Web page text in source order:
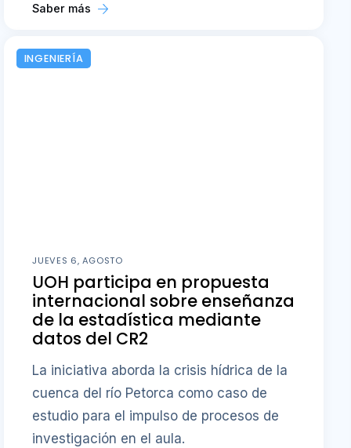
Saber más
INGENIERÍA
JUEVES 6, AGOSTO
UOH participa en propuesta
internacional sobre enseñanza
de la estadística mediante
datos del CR2
La iniciativa aborda la crisis hídrica de la
cuenca del río Petorca como caso de
estudio para el impulso de procesos de
investigación en el aula.